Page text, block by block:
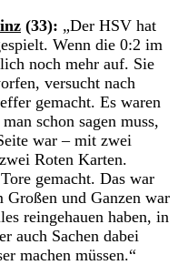
(33): „Der HSV hat
Wenn die 0:2 im
noch mehr auf. Sie
versucht nach
gemacht. Es waren
schon sagen muss,
war – mit zwei
Roten Karten.
gemacht. Das war
und Ganzen war
reingehauen haben, in
auch Sachen dabei
machen müssen.“